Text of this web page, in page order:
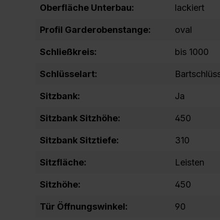
Oberfläche Unterbau: lackiert
Profil Garderobenstange: oval
Schließkreis: bis 1000
Schlüsselart:
Sitzbank: Ja
Sitzbank Sitzhöhe: 450
Sitzbank Sitztiefe: 310
Sitzfläche: Leisten
Sitzhöhe: 450
Tür Öffnungswinkel: 90